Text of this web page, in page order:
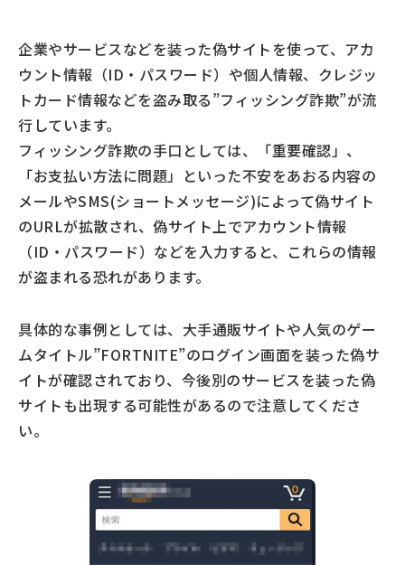
企業やサービスなどを装った偽サイトを使って、アカ
ウント情報（ID・パスワード）や個人情報、クレジッ
トカード情報などを盗み取る”フィッシング詐欺”が流
行しています。
フィッシング詐欺の手口としては、「重要確認」、
「お支払い方法に問題」といった不安をあおる内容の
メールやSMS(ショートメッセージ)によって偽サイト
のURLが拡散され、偽サイト上でアカウント情報
（ID・パスワード）などを入力すると、これらの情報
が盗まれる恐れがあります。
具体的な事例としては、大手通販サイトや人気のゲー
ムタイトル”FORTNITE”のログイン画面を装った偽サ
イトが確認されており、今後別のサービスを装った偽
サイトも出現する可能性があるので注意してくださ
い。